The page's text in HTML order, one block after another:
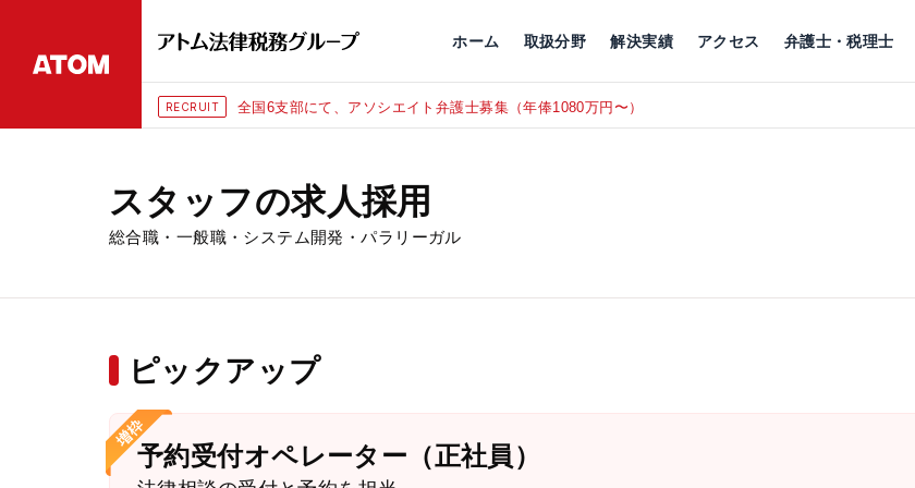
ホーム 取扱分野 解決実績 アクセス 弁護士・税理士
RECRUIT 全国6支部にて、アソシエイト弁護士募集（年俸1080万円〜）
スタッフの求人採用
総合職・一般職・システム開発・パラリーガル
ピックアップ
予約受付オペレーター（正社員）